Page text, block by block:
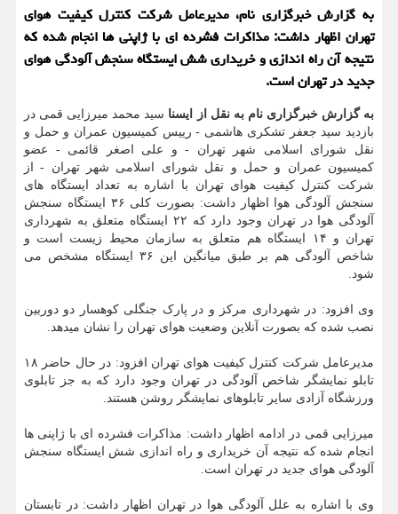
به گزارش خبرگزاری نام، مدیرعامل شرکت کنترل کیفیت هوای
تهران اظهار داشت: مذاکرات فشرده ای با ژاپنی ها انجام شده که
نتیجه آن راه اندازی و خریداری شش ایستگاه سنجش آلودگی هوای
جدید در تهران است.
به گزارش خبرگزاری نام به نقل از ایسنا سید محمد میرزایی قمی در
بازدید سید جعفر تشکری هاشمی - رییس کمیسیون عمران و حمل و
نقل شورای اسلامی شهر تهران - و علی اصغر قائمی - عضو
کمیسیون عمران و حمل و نقل شورای اسلامی شهر تهران - از
شرکت کنترل کیفیت هوای تهران با اشاره به تعداد ایستگاه های
سنجش آلودگی هوا اظهار داشت: بصورت کلی ۳۶ ایستگاه سنجش
آلودگی هوا در تهران وجود دارد که ۲۲ ایستگاه متعلق به شهرداری
تهران و ۱۴ ایستگاه هم متعلق به سازمان محیط زیست است و
شاخص آلودگی هم بر طبق میانگین این ۳۶ ایستگاه مشخص می
شود.
وی افزود: در شهرداری مرکز و در پارک جنگلی کوهسار دو دوربین
نصب شده که بصورت آنلاین وضعیت هوای تهران را نشان میدهد.
مدیرعامل شرکت کنترل کیفیت هوای تهران افزود: در حال حاضر ۱۸
تابلو نمایشگر شاخص آلودگی در تهران وجود دارد که به جز تابلوی
ورزشگاه آزادی سایر تابلوهای نمایشگر روشن هستند.
میرزایی قمی در ادامه اظهار داشت: مذاکرات فشرده ای با ژاپنی ها
انجام شده که نتیجه آن خریداری و راه اندازی شش ایستگاه سنجش
آلودگی هوای جدید در تهران است.
وی با اشاره به علل آلودگی هوا در تهران اظهار داشت: در تابستان